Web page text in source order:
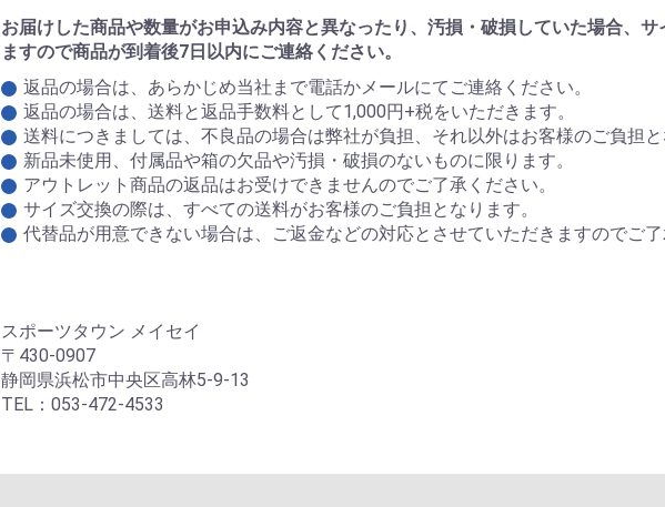
お届けした商品や数量がお申込み内容と異なったり、汚損・破損していた場合、
ますので商品が到着後7日以内にご連絡ください。
返品の場合は、あらかじめ当社まで電話かメールにてご連絡ください。
返品の場合は、送料と返品手数料として1,000円+税をいただきます。
送料につきましては、不良品の場合は弊社が負担、それ以外はお客様のご負担
新品未使用、付属品や箱の欠品や汚損・破損のないものに限ります。
アウトレット商品の返品はお受けできませんのでご了承ください。
サイズ交換の際は、すべての送料がお客様のご負担となります。
代替品が用意できない場合は、ご返金などの対応とさせていただきますのでご
スポーツタウン メイセイ
〒430-0907
静岡県浜松市中央区高林5-9-13
TEL：053-472-4533